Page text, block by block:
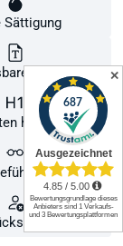
Sättigung
Schrift
hervorheben
Erfahrung bieten zu
✕